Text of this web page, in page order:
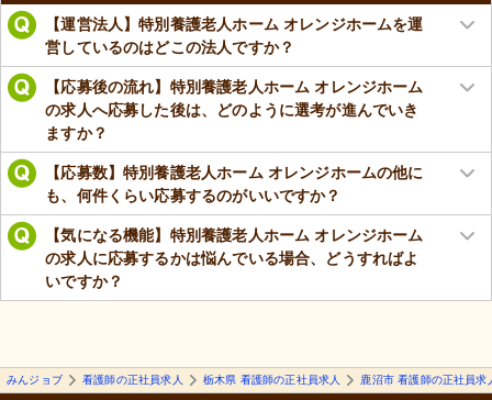
【運営法人】特別養護老人ホーム オレンジホームを運
営しているのはどこの法人ですか？
【応募後の流れ】特別養護老人ホーム オレンジホーム
の求人へ応募した後は、どのように選考が進んでいき
ますか？
【応募数】特別養護老人ホーム オレンジホームの他に
も、何件くらい応募するのがいいですか？
【気になる機能】特別養護老人ホーム オレンジホーム
の求人に応募するかは悩んでいる場合、どうすればよ
いですか？
みんジョブ 看護師の正社員求人 栃木県 看護師の正社員求人 鹿沼市 看護師の正社員求